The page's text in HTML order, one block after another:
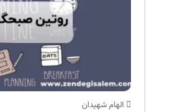
الهام شهیدان